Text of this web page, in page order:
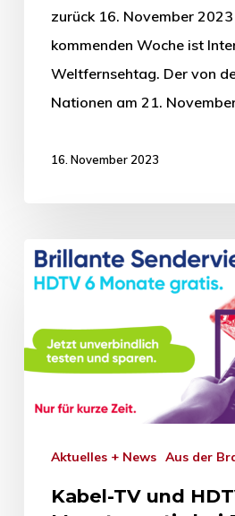
zurück 16. November
kommenden Woche ist
Weltfernsehtag. Der von
Nationen am 21.
16. November 2023
Aktuelles + News Aus der
Kabel-TV und